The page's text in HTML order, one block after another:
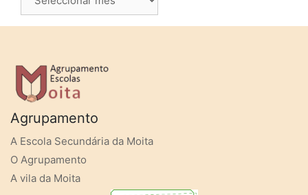
Agrupamento
A Escola Secundária da Moita
O Agrupamento
A vila da Moita